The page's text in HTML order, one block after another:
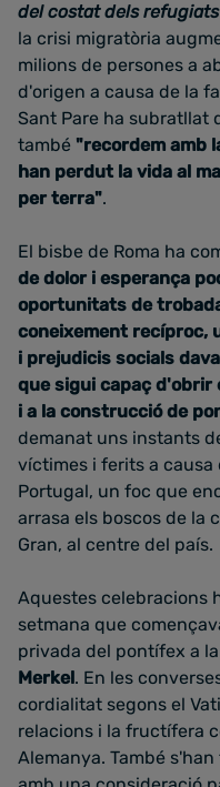
del costat dels
la crisi migratòria
milions de persones a
d'origen a causa de la
Sant Pare ha subratllat
també "recordem amb
han perdut la vida al
per terra".
El bisbe de Roma ha
de dolor i esperança
oportunitats de
coneixement recíproc,
i prejudicis socials
que sigui capaç
i a la construcció de
demanat uns instants
víctimes i ferits a
Portugal, un foc que
arrasa els boscos de la
Gran, al centre del país.
Aquestes celebracions
setmana que
privada del pontífex a
Merkel. En les
cordialitat segons el
relacions i la fructífera
Alemanya. També